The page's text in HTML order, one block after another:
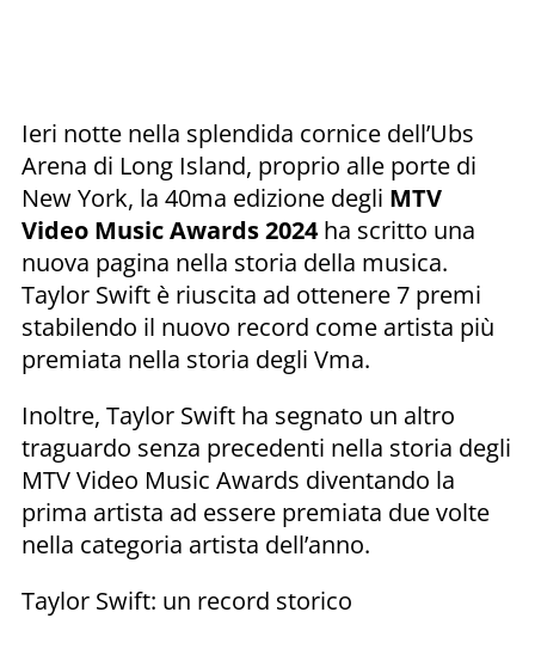
Ieri notte nella splendida cornice dell’Ubs
Arena di Long Island, proprio alle porte di
New York, la 40ma edizione degli MTV
Video Music Awards 2024ha scritto una
nuova pagina nella storia della musica.
Taylor Swift è riuscita ad ottenere 7 premi
stabilendo il nuovo record come artista più
premiata nella storia degli Vma.
Inoltre, Taylor Swift ha segnato un altro
traguardo senza precedenti nella storia degli
MTV Video Music Awards diventando la
prima artista ad essere premiata due volte
nella categoria artista dell’anno.
Taylor Swift: un record storico